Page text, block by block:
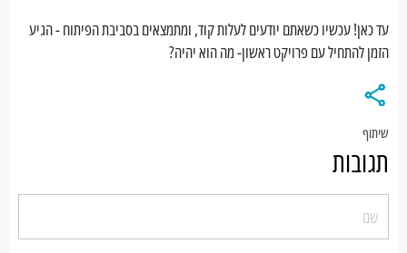
עד כאן! עכשיו כשאתם יודעים לעלות קוד, ומתמצאים בסביבת הפיתוח - הגיע
הזמן להתחיל עם פרויקט ראשון- מה הוא יהיה?
שיתוף
תגובות